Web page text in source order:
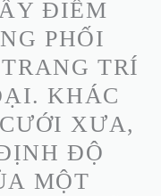
ĐIỂM
PHỐI
TRÍ
KHÁC
XƯA,
ĐỘ
MỘT